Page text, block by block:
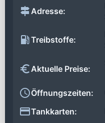
Adresse:
Treibstoffe:
Aktuelle Preise:
Öffnungszeiten:
Tankkarten: